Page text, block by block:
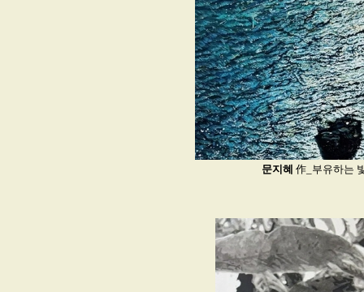
문지혜 作_부유하는